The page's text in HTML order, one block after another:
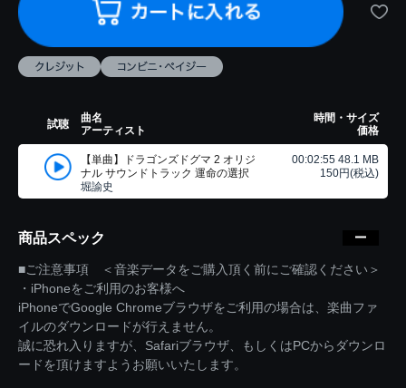
試聴
曲名
アーティスト
時間・サイズ
価格
【単曲】ドラゴンズドグマ 2 オリジ
ナル サウンドトラック 運命の選択
堀諭史
00:02:55 48.1 MB
150円(税込)
商品スペック
■ご注意事項 ＜音楽データをご購入頂く前にご確認ください＞
・iPhoneをご利用のお客様へ
iPhoneでGoogle Chromeブラウザをご利用の場合は、楽曲ファ
イルのダウンロードが行えません。
誠に恐れ入りますが、Safariブラウザ、もしくはPCからダウンロ
ードを頂けますようお願いいたします。